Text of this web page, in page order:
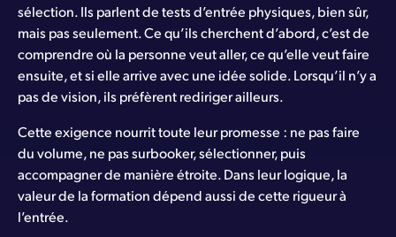
sélection. Ils parlent de tests d’entrée physiques, bien sûr,
mais pas seulement. Ce qu’ils cherchent d’abord, c’est de
comprendre où la personne veut aller, ce qu’elle veut faire
ensuite, et si elle arrive avec une idée solide. Lorsqu’il n’y a
pas de vision, ils préfèrent rediriger ailleurs.
Cette exigence nourrit toute leur promesse : ne pas faire
du volume, ne pas surbooker, sélectionner, puis
accompagner de manière étroite. Dans leur logique, la
valeur de la formation dépend aussi de cette rigueur à
l’entrée.